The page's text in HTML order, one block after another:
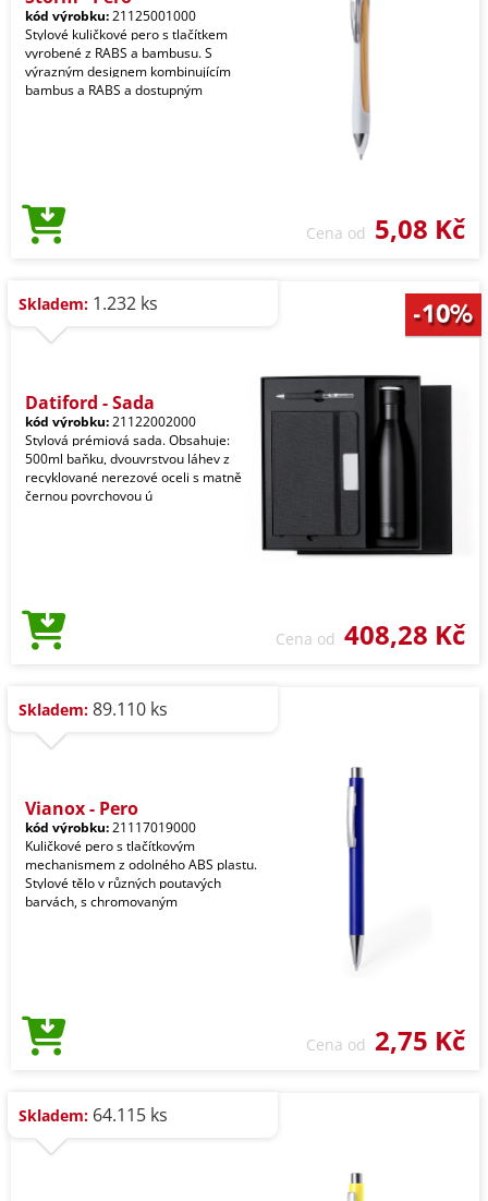
kód výrobku:21125001000
Stylové kuličkové pero s tlačítkem
vyrobené z RABS a bambusu. S
výrazným designem kombinujícím
bambus a RABS a dostupným
Cena od 5,08 Kč
Skladem: 1.232 ks
Datiford - Sada
kód výrobku:21122002000
Stylová prémiová sada. Obsahuje:
500ml baňku, dvouvrstvou láhev z
recyklované nerezové oceli s matně
černou povrchovou ú
Cena od 408,28 Kč
Skladem: 89.110 ks
Vianox - Pero
kód výrobku:21117019000
Kuličkové pero s tlačítkovým
mechanismem z odolného ABS plastu.
Stylové tělo v různých poutavých
barvách, s chromovaným
Cena od 2,75 Kč
Skladem: 64.115 ks